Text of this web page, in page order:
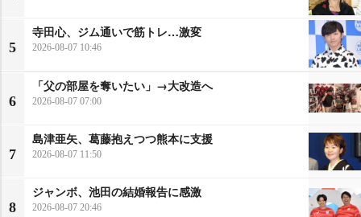
5
寺田心、ジム通いで筋トレ…激変
2026-08-07 10:46
6
「父の部屋を奪いたい」→大改造へ
2026-08-07 07:00
7
島津亜矢、葛藤抱えつつ熊本に支援
2026-08-07 11:50
8
ジャンボ、池田の結婚報告に感激
2026-08-07 20:46